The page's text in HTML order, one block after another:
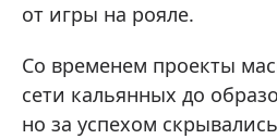
от игры на рояле.
Со временем проекты
сети кальянных до
но за успехом